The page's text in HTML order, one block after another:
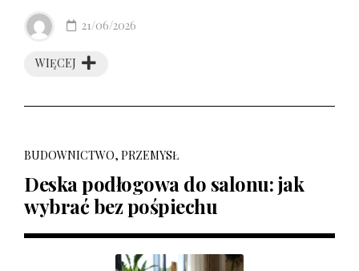
WIĘCEJ
21/06/2026
BUDOWNICTWO, PRZEMYSŁ
Deska podłogowa do salonu: jak
wybrać bez pośpiechu